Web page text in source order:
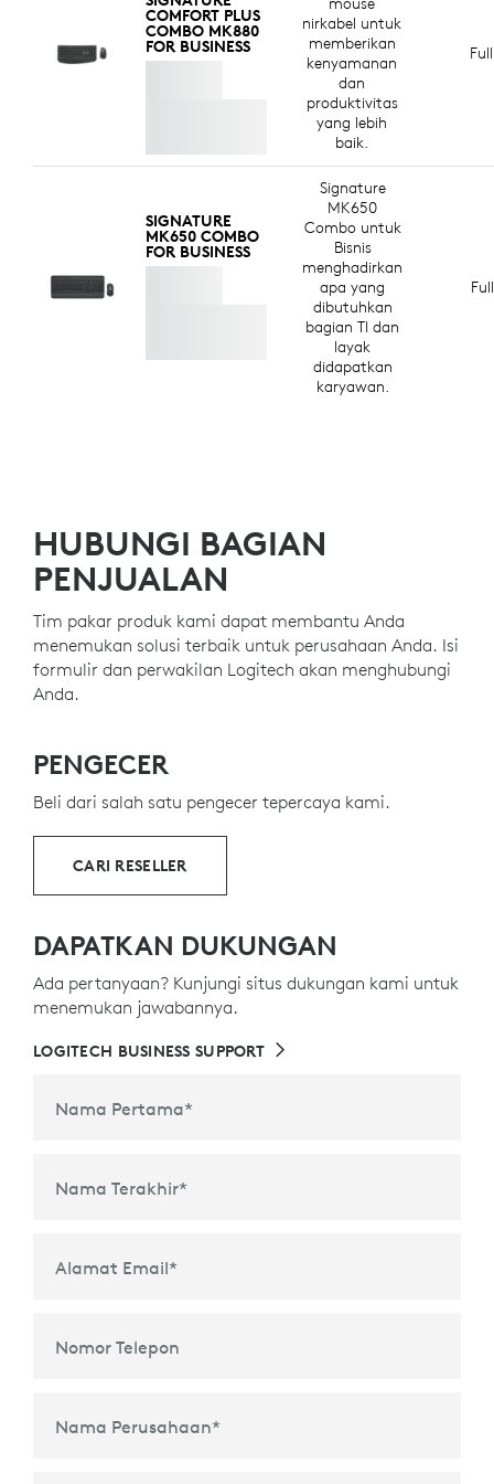
DIBUAT DENGAN PLASTIK DAUR ULANG
Komponen plastik di Signature Comfort Plus Combo
MK880 for Business mencakup plastik post-consumer
recycled (PCR) bersertifikat — 77% untuk keyboard
Tidak termasuk plastik di
— untuk memberikan nyawa
kedua bagi plastik dari barang elektronik tua yang
TENTANG PLASTIK DAUR ULANG
COMFORT PLUS
COMBO MK880
FOR BUSINESS
nirkabel untuk
memberikan
kenyamanan
dan
produktivitas
yang lebih
baik.
SIGNATURE
MK650 COMBO
FOR BUSINESS
Signature
MK650
Combo untuk
Bisnis
menghadirkan
apa yang
dibutuhkan
bagian TI dan
layak
didapatkan
karyawan.
HUBUNGI BAGIAN
PENJUALAN
Tim pakar produk kami dapat membantu Anda
menemukan solusi terbaik untuk perusahaan Anda. Isi
formulir dan perwakilan Logitech akan menghubungi
Anda.
PENGECER
Beli dari salah satu pengecer tepercaya kami.
CARI RESELLER
DAPATKAN DUKUNGAN
Ada pertanyaan? Kunjungi situs dukungan kami untuk
menemukan jawabannya.
LOGITECH BUSINESS SUPPORT
Nama Pertama*
Nama Terakhir*
Alamat Email*
Nomor Telepon
Nama Perusahaan*